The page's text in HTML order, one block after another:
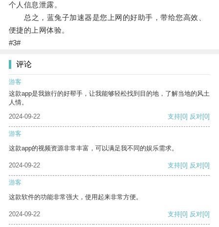
个人信息泄露。
总之，蓝兔子加速器是您上网的好助手，带给您高效、
便捷的上网体验。
#3#
评论
游客
这款app是我旅行的好帮手，让我能够轻松找到目的地，了解当地的风土
人情。
2024-09-22
支持[0] 反对[0]
游客
这款app的视频资源非常丰富，可以满足我不同的娱乐需求。
2024-09-22 支持[0] 反对[0]
游客
这款软件的功能非常强大，使用起来非常方便。
2024-09-22 支持[0] 反对[0]